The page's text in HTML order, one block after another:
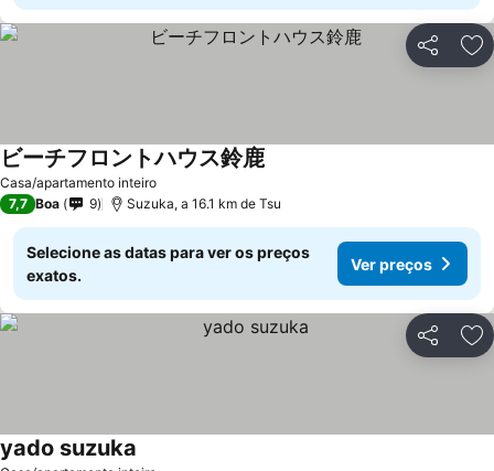
Partilhar
Casa/apartamento inteiro
ビーチフロントハウス鈴鹿
7,7 Boa 9 Suzuka, a 16.1 km de Tsu
Selecione as datas para ver os preços
exatos.
Ver preços
Partilhar
yado suzuka